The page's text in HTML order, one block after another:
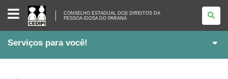
CONSELHO
ESTADUAL
DOS
DIREITOS
PESSOA
DO
CONSELHO ESTADUAL DOS DIREITOS DA
PESSOA IDOSA DO PARANÁ
Serviços para você!